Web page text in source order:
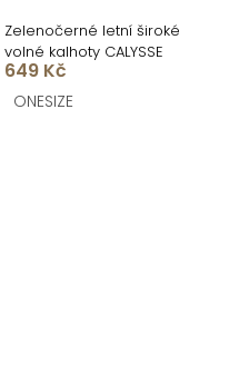
Zelenočerné letní široké
volné kalhoty CALYSSE
649 Kč
ONESIZE